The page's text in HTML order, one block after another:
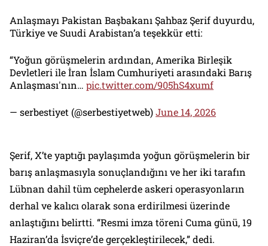
Anlaşmayı Pakistan Başbakanı Şahbaz Şerif duyurdu,
Türkiye ve Suudi Arabistan’a teşekkür etti:
“Yoğun görüşmelerin ardından, Amerika Birleşik
Devletleri ile İran İslam Cumhuriyeti arasındaki Barış
Anlaşması'nın… pic.twitter.com/905hS4xumf
— serbestiyet (@serbestiyetweb)June 14, 2026
Şerif, X’te yaptığı paylaşımda yoğun görüşmelerin bir
barış anlaşmasıyla sonuçlandığını ve her iki tarafın
Lübnan dahil tüm cephelerde askeri operasyonların
derhal ve kalıcı olarak sona erdirilmesi üzerinde
anlaştığını belirtti. “Resmi imza töreni Cuma günü, 19
Haziran’da İsviçre’de gerçekleştirilecek,” dedi.